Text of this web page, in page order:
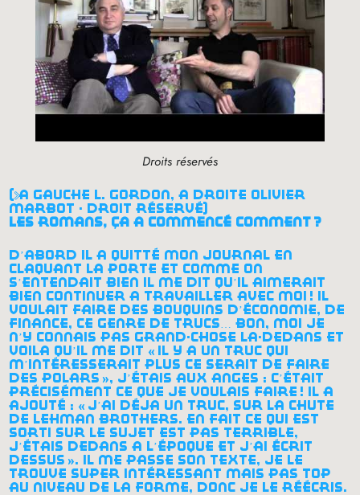
Droits réservés
(à gauche l. gordon, à droite olivier
marbot - droit réservé)
les romans, ça a commencé comment ?
d’abord il a quitté mon journal en
claquant la porte et comme on
s’entendait bien il me dit qu’il aimerait
bien continuer à travailler avec moi ! il
voulait faire des bouquins d’économie, de
finance, ce genre de trucs… bon, moi je
n’y connais pas grand-chose là-dedans et
voilà qu’il me dit «
il y a un truc qui
m’intéresserait plus ce serait de faire
des polars », j’étais aux anges : c’était
précisément ce que je voulais faire ! il a
ajouté : « j’ai déjà un truc, sur la chute
de lehman brothers. en fait ce qui est
sorti sur le sujet est pas terrible,
j’étais dedans à l’époque et j’ai écrit
dessus ». il me passe son texte, je le
trouve super intéressant mais pas top
au niveau de la forme, donc je le réécris.